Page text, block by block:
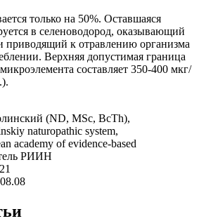
только на 50%. Оставшаяся
в селеноводород, оказывающий
приводящий к отравлению организма
Верхняя допустимая граница
составляет 350-400 мкг/
(ND, MSc, BcTh),
naturopathic system,
academy of evidence-based
РИИН